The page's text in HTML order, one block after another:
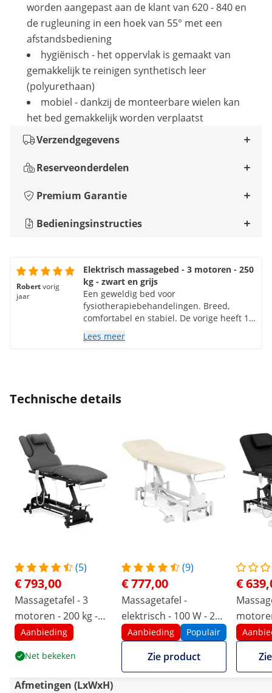
worden aangepast aan de klant van 620 - 840 en
de rugleuning in een hoek van 55° met een
afstandsbediening
hygiënisch - het oppervlak is gemaakt van
gemakkelijk te reinigen synthetisch leer
(polyurethaan)
mobiel - dankzij de monteerbare wielen kan
het bed gemakkelijk worden verplaatst
Verzendgegevens
Reserveonderdelen
Premium Garantie
Bedieningsinstructies
Robertvorig
jaar
Elektrisch massagebed - 3 motoren - 250
kg - zwart en grijs
Een geweldig bed voor
fysiotherapiebehandelingen. Breed,
comfortabel en stabiel. De vorige heeft 13
zeerste aan!!!!
Lees meer
Technische details
(5)
€ 793,00
Massagetafel - 3
motoren - 200 kg -
zwart / grijs
Aanbieding
Net bekeken
(9)
€ 777,00
Massagetafel -
elektrisch - 100 W - 200
kg - Beige
Aanbieding Populair
Zie product
€
zwart
Afmetingen (LxWxH)